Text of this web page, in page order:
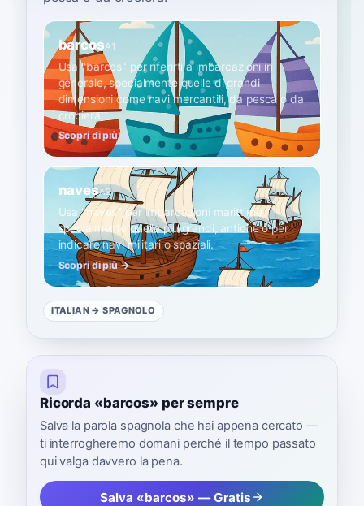
barcosA1
Usa "barcos" per riferirti a imbarcazioni in
generale, specialmente quelle di grandi
dimensioni come navi mercantili, da pesca o da
crociera.
Scopri di più →
navesA2
Usa "naves" per imbarcazioni marittime,
specialmente quelle più grandi, antiche o per
indicare navi militari o spaziali.
Scopri di più →
ITALIAN → SPAGNOLO
Ricorda «barcos» per sempre
Salva la parola spagnola che hai appena cercato —
ti interrogheremo domani perché il tempo passato
qui valga davvero la pena.
Salva «barcos» — Gratis